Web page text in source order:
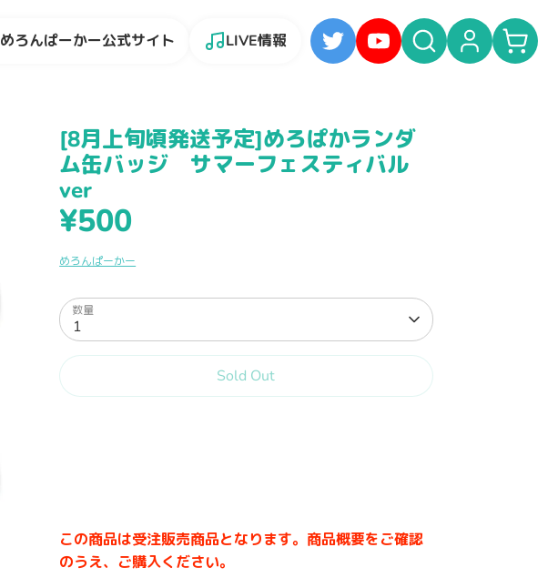
めろんぱーかー公式サイト LIVE情報
検
索
[8月上旬頃発送予定]めろぱかランダ
ム缶バッジ サマーフェスティバル
ver
¥500
めろんぱーかー
数量
1
Sold Out
この商品は受注販売商品となります。商品概要をご確認
のうえ、ご購入ください。